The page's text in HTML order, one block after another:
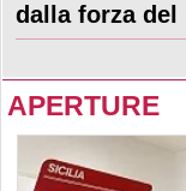
dalla forza
APERTURE